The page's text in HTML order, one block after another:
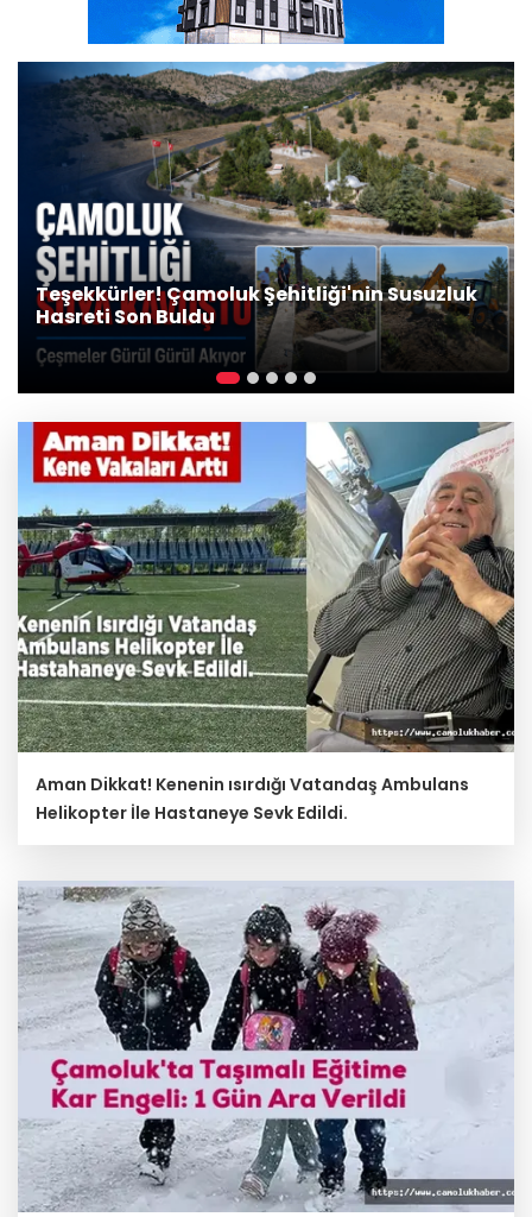
Teşekkürler! Çamoluk Şehitliği'nin Susuzluk
Hasreti Son Buldu
Aman Dikkat! Kenenin ısırdığı Vatandaş Ambulans
Helikopter İle Hastaneye Sevk Edildi.